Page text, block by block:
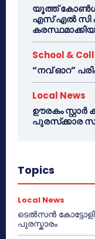
യൂത്ത്
എസ് എൽ സി
School &
“നവ് ഓറ”
Local News
ഊരകം
പുരസ്‌ക്കാര
Topics
Local News
ടെൽസൻ
പുരസ്കാരം